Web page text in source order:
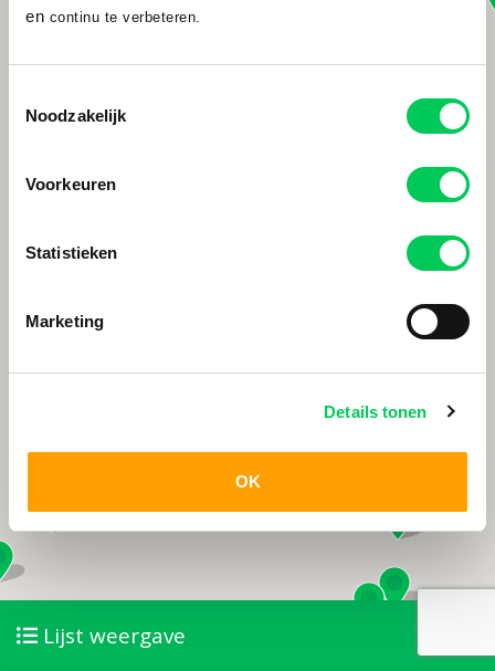
en continu te verbeteren.
Noodzakelijk
Voorkeuren
Statistieken
Marketing
Details tonen
OK
Lijst weergave